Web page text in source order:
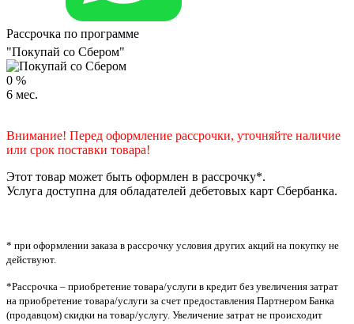
Рассрочка по программе
"Покупай со Сбером"
0 %
6 мес.
Внимание! Перед оформление рассрочки, уточняйте наличие
или срок поставки товара!
Этот товар может быть оформлен в рассрочку*.
Услуга доступна для обладателей дебетовых карт Сбербанка.
* при оформлении заказа в рассрочку условия других акций на покупку не
действуют.
*Рассрочка – приобретение товара/услуги в кредит без увеличения затрат
на приобретение товара/услуги за счет предоставления Партнером Банка
(продавцом) скидки на товар/услугу. Увеличение затрат не происходит